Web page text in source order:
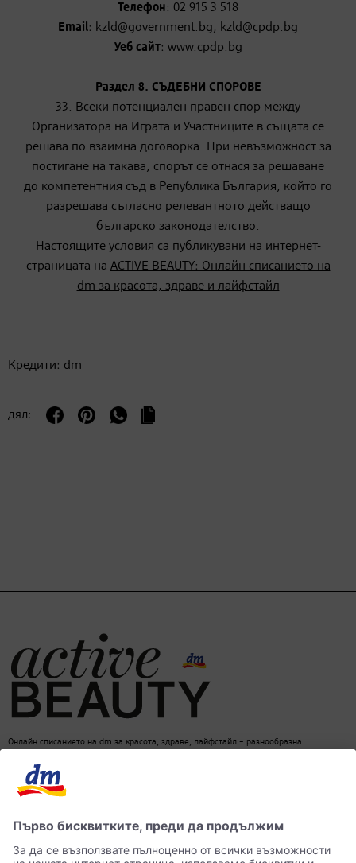
Телефон: 02 915 3 518
Email: kzld@government.bg, kzld@cpdp.bg
Уеб сайт: www.cpdp.bg
Раздел 8. СЪДЕБНИ СПОРОВЕ
33. Всеки потенциален правен спор между
Организатора на Играта и Участниците в същата се
решава по взаимна договорка. При невъзможност за
постигане на такава, спорът се отнася за решаване
до компетентния съд в Република България, който го
разрешава съгласно релевантното действащо
българско законодателство.
Настоящите условия са публикувани на интернет-
страницата на ACTIVE BEAUTY: Онлайн списанието на
dm за красота, здраве и лайфстайл
Кредити: dm
дял:
Онлайн списанието на dm за красота, здраве, лайфстайл – разнообразна